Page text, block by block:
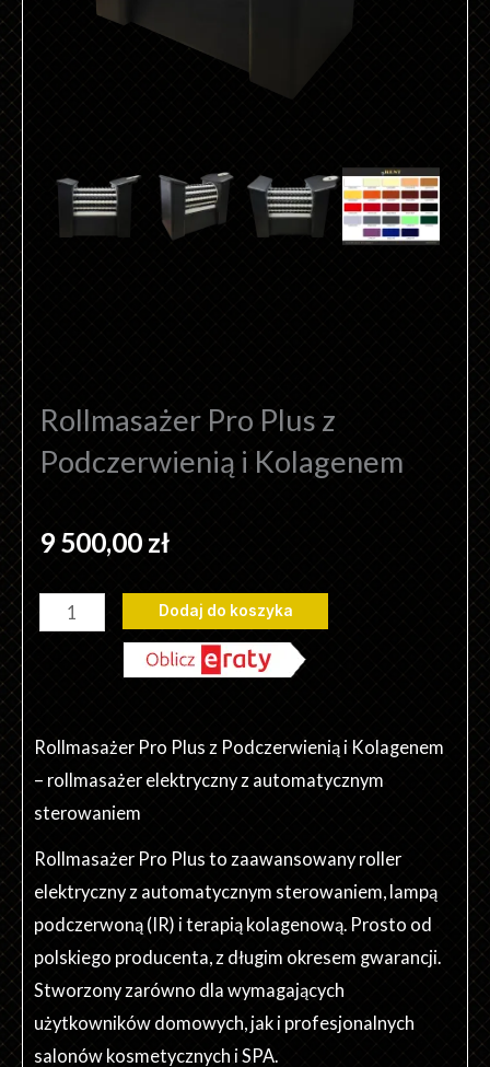
Rollmasażer Pro Plus z
Podczerwienią i Kolagenem
9 500,00 zł
ilość
Rollmasażer
z
Podczerwienią
i
Dodaj do koszyka
Rollmasażer Pro Plus z Podczerwienią i Kolagenem
– rollmasażer elektryczny z automatycznym
sterowaniem
Rollmasażer Pro Plus to zaawansowany roller
elektryczny z automatycznym sterowaniem, lampą
podczerwoną (IR) i terapią kolagenową. Prosto od
polskiego producenta, z długim okresem gwarancji.
Stworzony zarówno dla wymagających
użytkowników domowych, jak i profesjonalnych
salonów kosmetycznych i SPA.